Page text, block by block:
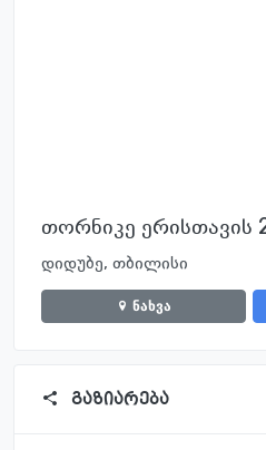
თორნიკე ერისთავის
დიდუბე, თბილისი
ნახვა
გაზიარება